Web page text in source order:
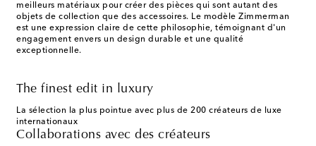
meilleurs matériaux pour créer des pièces qui sont autant des
objets de collection que des accessoires. Le modèle Zimmerman
est une expression claire de cette philosophie, témoignant d'un
engagement envers un design durable et une qualité
exceptionnelle.
The finest edit in luxury
La sélection la plus pointue avec plus de 200 créateurs de luxe
internationaux
Collaborations avec des créateurs